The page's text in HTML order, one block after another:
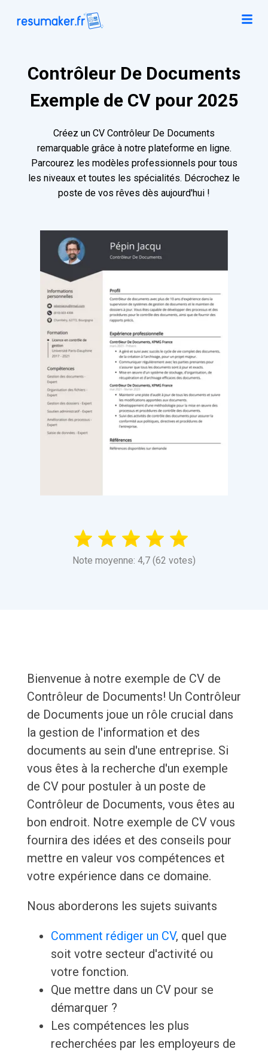
Contrôleur De Documents
Exemple de CV pour 2025
Créez un CV Contrôleur De Documents
remarquable grâce à notre plateforme en ligne.
Parcourez les modèles professionnels pour tous
les niveaux et toutes les spécialités. Décrochez le
poste de vos rêves dès aujourd'hui !
Note moyenne: 4,7 (62 votes)
Bienvenue à notre exemple de CV de
Contrôleur de Documents! Un Contrôleur
de Documents joue un rôle crucial dans
la gestion de l'information et des
documents au sein d'une entreprise. Si
vous êtes à la recherche d'un exemple
de CV pour postuler à un poste de
Contrôleur de Documents, vous êtes au
bon endroit. Notre exemple de CV vous
fournira des idées et des conseils pour
mettre en valeur vos compétences et
votre expérience dans ce domaine.
Nous aborderons les sujets suivants
Comment rédiger un CV, quel que
soit votre secteur d'activité ou
votre fonction.
Que mettre dans un CV pour se
démarquer ?
Les compétences les plus
recherchées par les employeurs de